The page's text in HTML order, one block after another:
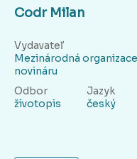
Codr Milan
Vydavateľ
Mezinárodná organizace
novináru
Odbor
životopis
Jazyk
český